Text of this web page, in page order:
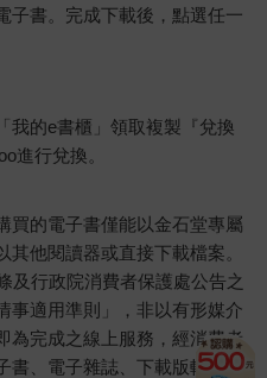
子書。完成下載後，點選任一
的e書櫃」領取複製『兌換
進行兌換。
買的電子書僅能以金石堂專屬
他閱讀器或直接下載檔案。
及行政院消費者保護處公告之
事適用準則」，非以有形媒介
為完成之線上服務，經消費者
書、電子雜誌、下載版軟體、